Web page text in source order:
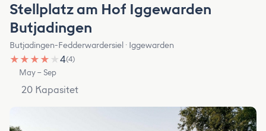
Stellplatz am Hof Iggewarden
Butjadingen
Butjadingen-Fedderwardersiel · Iggewarden
★ ★ ★ ★ ★4(4)
May – Sep
20 Kapasitet